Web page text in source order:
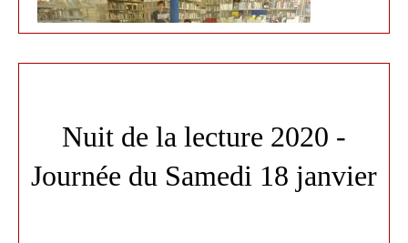
Nuit de la lecture 2020 -
Journée du Samedi 18 janvier